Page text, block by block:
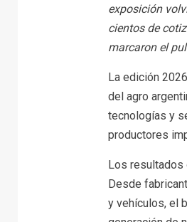
exposición
cientos de
marcaron el
La edición
del agro
tecnologías y
productores
Los resultados
Desde
y vehículos, el